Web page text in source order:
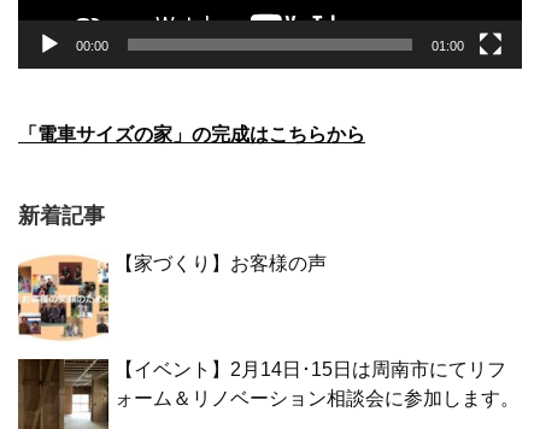
00:00 01:00
「電車サイズの家」の完成はこちらから
新着記事
【家づくり】お客様の声
【イベント】2月14日･15日は周南市にてリフ
ォーム＆リノベーション相談会に参加します。